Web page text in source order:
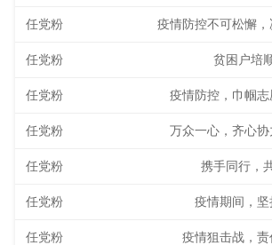
任党粉 疫情防控不可松懈
任党粉 贫困户培
任党粉 疫情防控，巾帼
任党粉 万众一心，齐心
任党粉 携手同行，
任党粉 疫情期间，
任党粉 疫情狙击战，